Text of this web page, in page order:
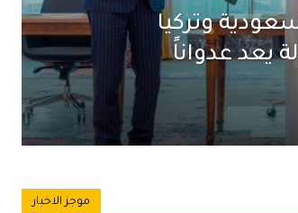
وتركيا
يعد عدواناً
موجز الاخبار